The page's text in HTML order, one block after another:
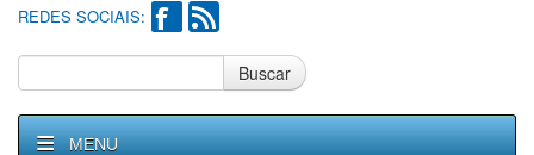
REDES SOCIAIS:
Buscar
MENU